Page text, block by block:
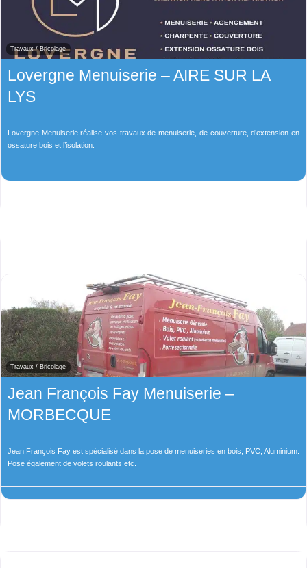
Travaux / Bricolage
Lovergne Menuiserie – AIRE SUR LA
LYS
Lovergne Menuiserie réalise vos travaux de menuiserie, de couverture, d’extension en
ossature bois et l’isolation.
Travaux / Bricolage
Jean François Fay Menuiserie –
MORBECQUE
Jean François Fay est spécialisé dans la pose de menuiseries en bois, PVC, Aluminium.
Pose également de volets roulants etc.